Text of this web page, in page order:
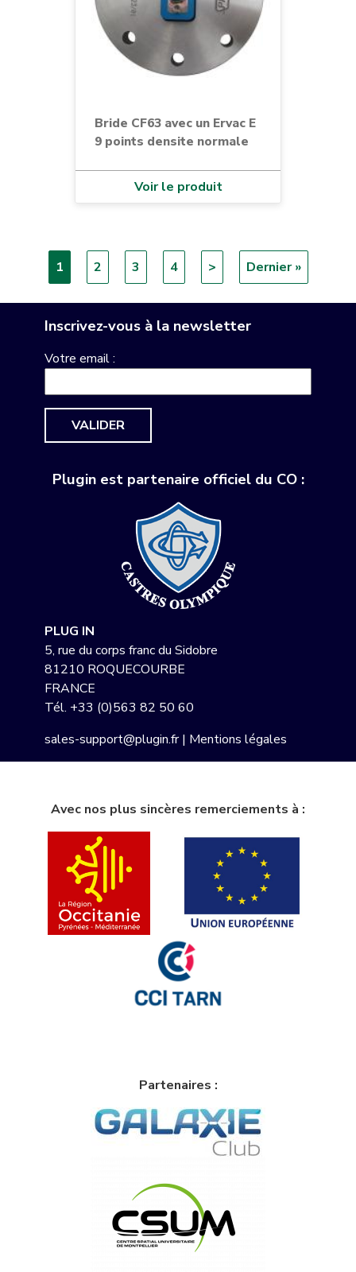
Bride CF63 avec un Ervac E
9 points densite normale
Voir le produit
Pagination
Page
courante
1 Page
2 Page
3 Page
4
Page
suivante
>
Dernière
page
Dernier »
Inscrivez-vous à la newsletter
Votre email :
VALIDER
Plugin est partenaire officiel du CO :
PLUG IN
5, rue du corps franc du Sidobre
81210 ROQUECOURBE
FRANCE
Tél. +33 (0)563 82 50 60
sales-support@plugin.fr| Mentions légales
Avec nos plus sincères remerciements à :
Partenaires :